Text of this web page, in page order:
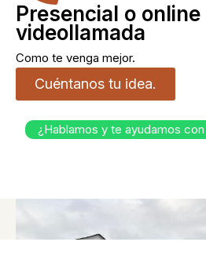
Presencial o online
videollamada
Como te venga mejor.
Cuéntanos tu idea.
¿Hablamos y te ayudamos